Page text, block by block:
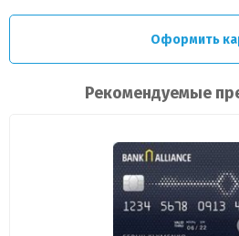
Оформить
Рекомендуемые